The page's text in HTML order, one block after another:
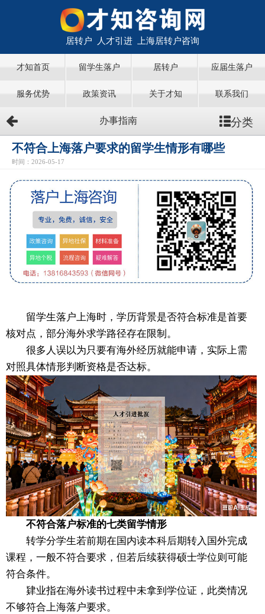
居转户 人才引进 上海居转户咨询
才知首页 留学生落户 居转户 应届生落户
服务优势 政策资讯 关于才知 联系我们
办事指南 分类
不符合上海落户要求的留学生情形有哪些
时间：2026-05-17
留学生落户上海时，学历背景是否符合标准是首要
核对点，部分海外求学路径存在限制。
很多人误以为只要有海外经历就能申请，实际上需
对照具体情形判断资格是否达标。
不符合落户标准的七类留学情形
转学分学生若前期在国内读本科后期转入国外完成
课程，一般不符合要求，但若后续获得硕士学位则可能
符合条件。
肄业指在海外读书过程中未拿到学位证，此类情况
不够符合上海落户要求。